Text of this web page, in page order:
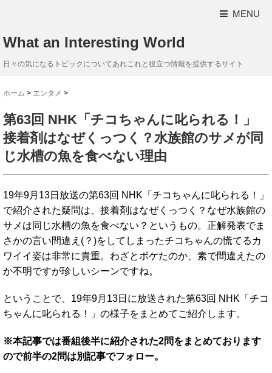
MENU
What an Interesting World
日々の気になるトピックについてあれこれと役立つ情報を提供するサイト
ホーム > エンタメ >
第63回 NHK「チコちゃんに叱られる！」
接着剤はなぜくっつく？水族館のサメが同
じ水槽の魚を食べない理由
19年9月13日放送の第63回 NHK「チコちゃんに叱られる！」
で紹介された疑問は、接着剤はなぜくっつく？なぜ水族館の
サメは同じ水槽の魚を食べない？というもの。正解発表でま
さかの言い間違え(？)をしてしまったチコちゃんの慌てるカ
ワイイ姿は非常に貴重。わざとボケたのか、素で間違えたの
か不明ですが珍しいシーンですね。
ということで、19年9月13日に放送された第63回 NHK「チコ
ちゃんに叱られる！」の様子をまとめてご紹介します。
※本記事では番組後半に紹介された2問をまとめております
ので前半の2問は別記事でフォロー。